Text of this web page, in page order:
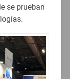
se prueban